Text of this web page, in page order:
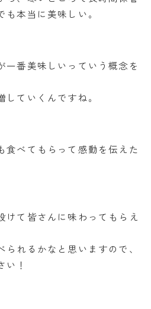
本当に美味しい。
一番美味しいっていう概念を
ていくんですね。
食べてもらって感動を伝えた
けて皆さんに味わってもらえ
れるかなと思いますので、
！